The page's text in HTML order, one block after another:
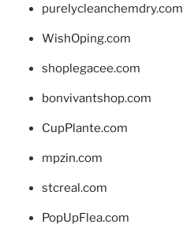
purelycleanchemdry.com
WishOping.com
shoplegacee.com
bonvivantshop.com
CupPlante.com
mpzin.com
stcreal.com
PopUpFlea.com